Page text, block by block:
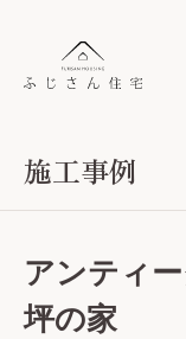
施工事例
アンティ
坪の家